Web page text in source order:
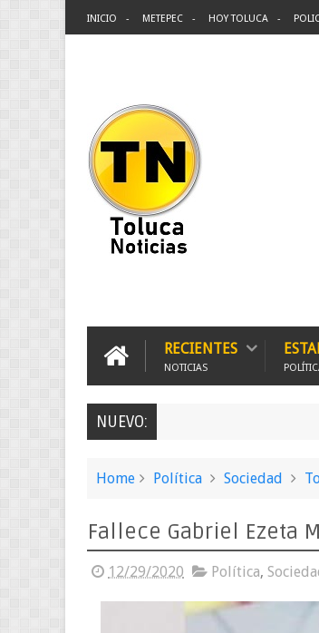
INICIO METEPEC HOY TOLUCA
RECIENTES
NOTICIAS
NUEVO:
Home Política Sociedad
Fallece Gabriel Ezeta
12/29/2020 Política,